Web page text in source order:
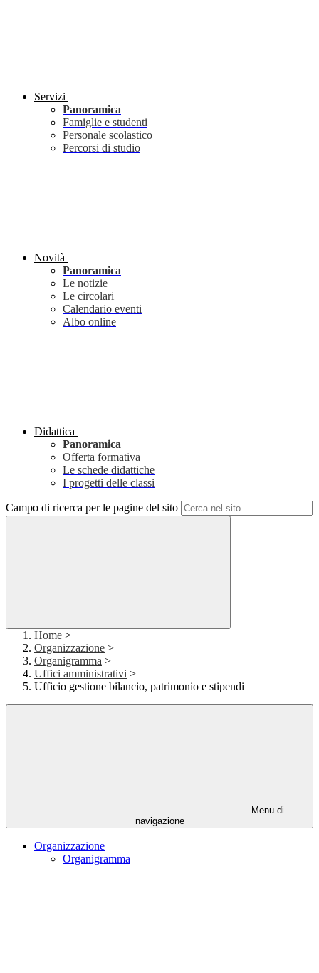
Servizi
Panoramica
Famiglie e studenti
Personale scolastico
Percorsi di studio
Novità
Panoramica
Le notizie
Le circolari
Calendario eventi
Albo online
Didattica
Panoramica
Offerta formativa
Le schede didattiche
I progetti delle classi
Campo di ricerca per le pagine del sito
Home >
Organizzazione >
Organigramma >
Uffici amministrativi >
Ufficio gestione bilancio, patrimonio e stipendi
Menu di
navigazione
Organizzazione
Organigramma